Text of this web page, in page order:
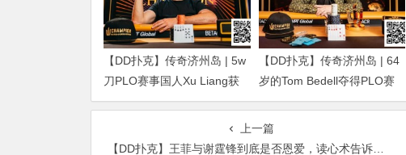
【DD扑克】传奇济州岛 | 5w
刀PLO赛事国人Xu Liang获
得第4名，匈牙利Gergo
【DD扑克】传奇济州岛 | 64
岁的Tom Bedell夺得PLO赛
事冠军，国人Shi Ning Dan获
亚军
上一篇
【DD扑克】王菲与谢霆锋到底是否恩爱，读心术告诉你全都体现在细节中